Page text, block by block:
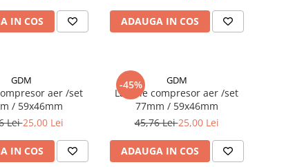
IN COS ADAUGA IN COS
GDM
aer /set
/ 59x46mm
Lei25,00 Lei
IN COS
-45% GDM
Lamele compresor aer /set
77mm / 59x46mm
45,76 Lei25,00 Lei
ADAUGA IN COS